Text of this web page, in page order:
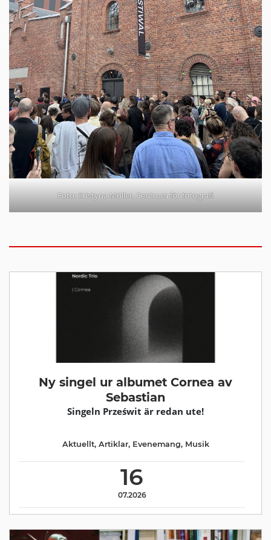
Foto: Kristyna Müller, Centrum för fotografi
Ny singel ur albumet Cornea av
Sebastian
Singeln Prześwit är redan ute!
16
07.2026
Aktuellt, Artiklar, Evenemang, Musik